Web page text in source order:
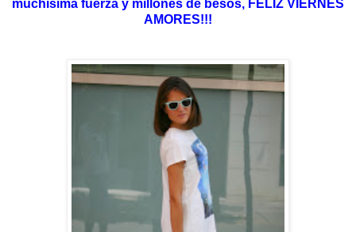
muchisima fuerza y millones de besos, FELIZ VIERNES
AMORES!!!